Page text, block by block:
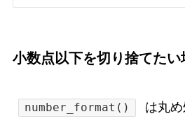
小数点以下を切り捨てたい
number_format()
は丸